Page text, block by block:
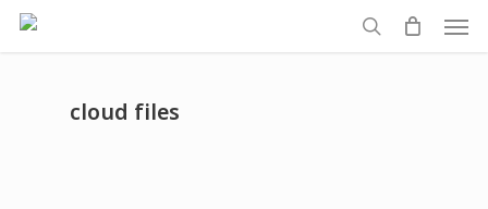
Skip
to
search
cloud files